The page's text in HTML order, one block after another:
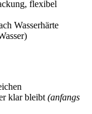
flexibel
Wasserhärte
klar bleibt (anfangs